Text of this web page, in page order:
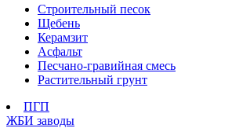
Строительный песок
Щебень
Керамзит
Асфальт
Песчано-гравийная смесь
Растительный грунт
ПГП
ЖБИ заводы